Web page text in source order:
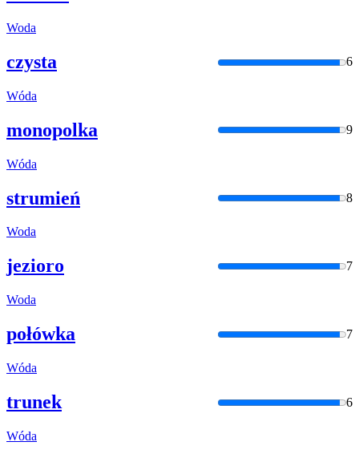
Woda
czysta 6
Wóda
monopolka 9
Wóda
strumień 8
Woda
jezioro 7
Woda
połówka 7
Wóda
trunek 6
Wóda